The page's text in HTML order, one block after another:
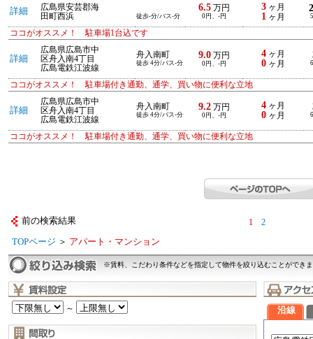
詳細
広島県安芸郡海
田町西浜
徒歩-分/バス-分
6.5万円
0円、-円
3 ヶ月
1 ヶ月
ココがオススメ！ 駐車場1台込です
詳細
広島県広島市中
区舟入南4丁目
広島電鉄江波線
舟入南町
徒歩 4分/バス-分
9.0万円
0円、-円
4 ヶ月
0 ヶ月
ココがオススメ！ 駐車場付き通勤、通学、買い物に便利な立地
詳細
広島県広島市中
区舟入南4丁目
広島電鉄江波線
舟入南町
徒歩 4分/バス-分
9.2万円
0円、-円
4 ヶ月
0 ヶ月
ココがオススメ！ 駐車場付き通勤、通学、買い物に便利な立地
前の検索結果 1 2
TOPページ ＞ アパート・マンション
※賃料、こだわり条件などを指定して物件を絞り込むことができ
～ 沿線